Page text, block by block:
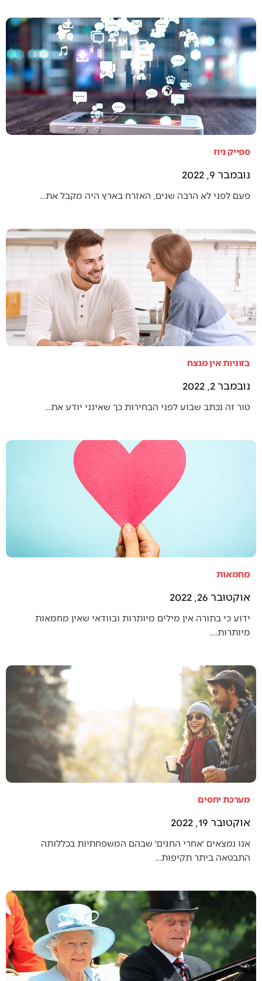
ספייק ניוז
נובמבר 9, 2022
פעם לפני לא הרבה שנים, האזרח בארץ היה מקבל את…
בזוגיות אין מנצח
נובמבר 2, 2022
טור זה נכתב שבוע לפני הבחירות כך שאינני יודע את…
מחמאות
אוקטובר 26, 2022
ידוע כי בתורה אין מילים מיותרות ובוודאי שאין מחמאות
מיותרות.…
מערכת יחסים
אוקטובר 19, 2022
אנו נמצאים ׳אחרי החגים׳ שבהם המשפחתיות בכללותה
התבטאה ביתר תקיפות…